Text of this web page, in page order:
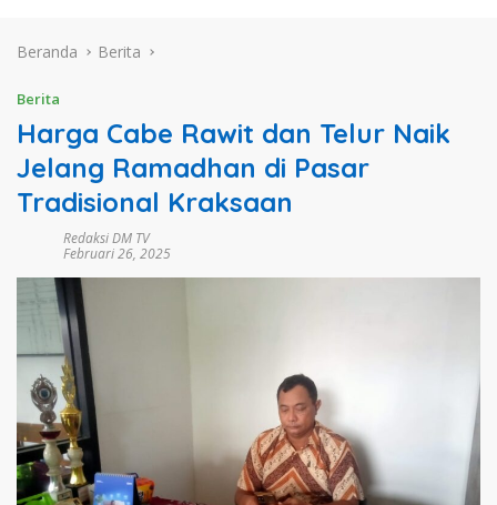
Beranda Berita
Berita
Harga Cabe Rawit dan Telur Naik
Jelang Ramadhan di Pasar
Tradisional Kraksaan
Redaksi DM TV
Februari 26, 2025